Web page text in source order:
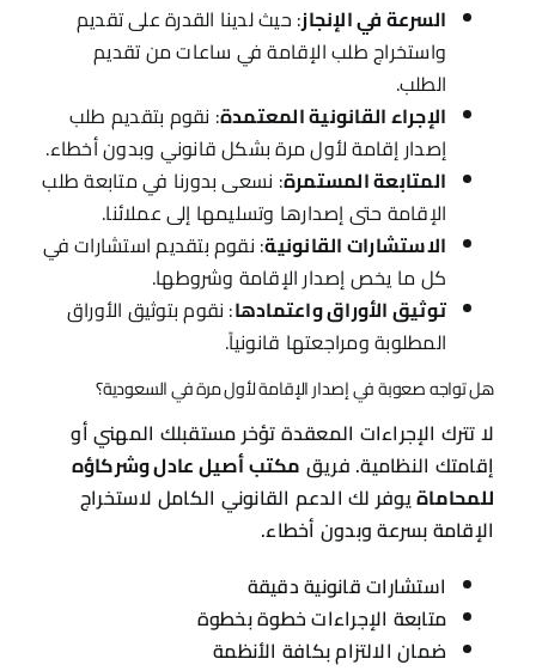
السرعة في الإنجاز: حيث لدينا القدرة على تقديم
واستخراج طلب الإقامة في ساعات من تقديم
الطلب.
الإجراء القانونية المعتمدة: نقوم بتقديم طلب
إصدار إقامة لأول مرة بشكل قانوني وبدون أخطاء.
المتابعة المستمرة: نسعى بدورنا في متابعة طلب
الإقامة حتى إصدارها وتسليمها إلى عملائنا.
الاستشارات القانونية: نقوم بتقديم استشارات في
كل ما يخص إصدار الإقامة وشروطها.
توثيق الأوراق واعتمادها: نقوم بتوثيق الأوراق
المطلوبة ومراجعتها قانونياً.
هل تواجه صعوبة في إصدار الإقامة لأول مرة في السعودية؟
لا تترك الإجراءات المعقدة تؤخر مستقبلك المهني أو
إقامتك النظامية. فريق مكتب أصيل عادل وشركاؤه
للمحاماةيوفر لك الدعم القانوني الكامل لاستخراج
الإقامة بسرعة وبدون أخطاء.
استشارات قانونية دقيقة
متابعة الإجراءات خطوة بخطوة
ضمان الالتزام بكافة الأنظمة